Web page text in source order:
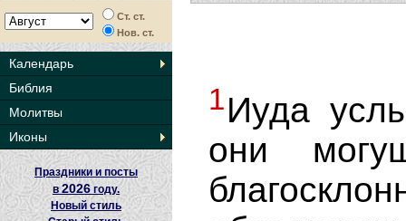
Ст. ст.
Нов. ст.
Календарь
Библия
Молитвы
Иконы
Праздники и посты
в2026 году.
Новый стиль
1Иуда
они